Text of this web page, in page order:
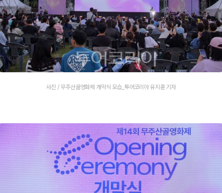
사진 / 무주산골영화제 개막식 모습_투어코리아 유지훈 기자